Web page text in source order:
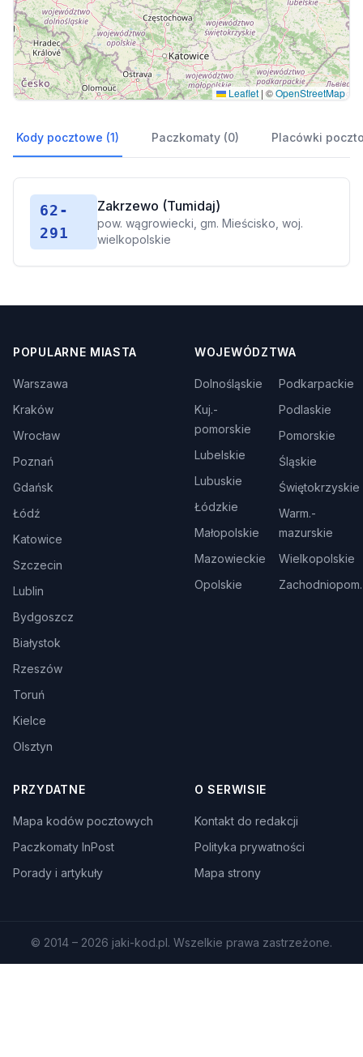
Leaflet | ©OpenStreetMap
Kody pocztowe (1) Paczkomaty (0) Placówki
62-
291
Zakrzewo (Tumidaj)
pow. wągrowiecki, gm. Mieścisko, woj.
wielkopolskie
POPULARNE MIASTA
Warszawa
Kraków
Wrocław
Poznań
Gdańsk
Łódź
Katowice
Szczecin
Lublin
Bydgoszcz
Białystok
Rzeszów
Toruń
Kielce
Olsztyn
WOJEWÓDZTWA
Dolnośląskie
Kuj.-
pomorskie
Lubelskie
Lubuskie
Łódzkie
Małopolskie
Mazowieckie
Opolskie
Podkarpackie
Podlaskie
Pomorskie
Śląskie
Świętokrzyskie
Warm.-
mazurskie
Wielkopolskie
Zachodniopom.
PRZYDATNE
Mapa kodów pocztowych
Paczkomaty InPost
Porady i artykuły
O SERWISIE
Kontakt do redakcji
Polityka prywatności
Mapa strony
© 2014 – 2026 jaki-kod.pl. Wszelkie prawa zastrzeżone.